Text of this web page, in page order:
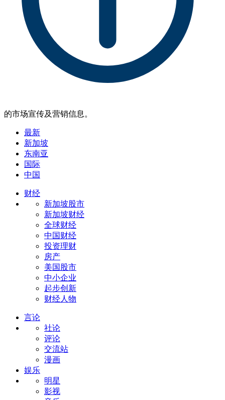
的市场宣传及营销信息。
最新
新加坡
东南亚
国际
中国
财经
新加坡股市
新加坡财经
全球财经
中国财经
投资理财
房产
美国股市
中小企业
起步创新
财经人物
言论
社论
评论
交流站
漫画
娱乐
明星
影视